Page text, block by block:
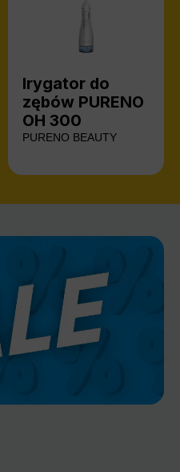
Irygator do
zębów PURENO
OH 300
PURENO BEAUTY